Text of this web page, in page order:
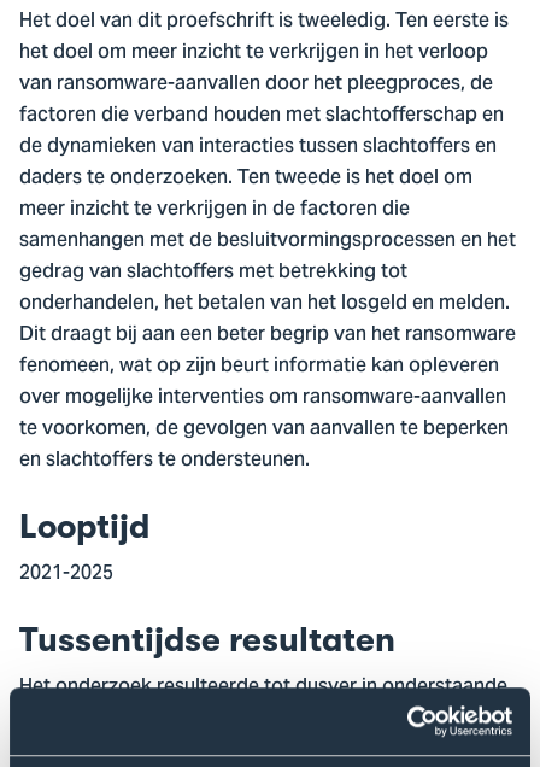
Het doel van dit proefschrift is tweeledig. Ten eerste is
het doel om meer inzicht te verkrijgen in het verloop
van ransomware-aanvallen door het pleegproces, de
factoren die verband houden met slachtofferschap en
de dynamieken van interacties tussen slachtoffers en
daders te onderzoeken. Ten tweede is het doel om
meer inzicht te verkrijgen in de factoren die
samenhangen met de besluitvormingsprocessen en het
gedrag van slachtoffers met betrekking tot
onderhandelen, het betalen van het losgeld en melden.
Dit draagt bij aan een beter begrip van het ransomware
fenomeen, wat op zijn beurt informatie kan opleveren
over mogelijke interventies om ransomware-aanvallen
te voorkomen, de gevolgen van aanvallen te beperken
en slachtoffers te ondersteunen.
Looptijd
2021-2025
Tussentijdse resultaten
Het onderzoek resulteerde tot dusver in onderstaande